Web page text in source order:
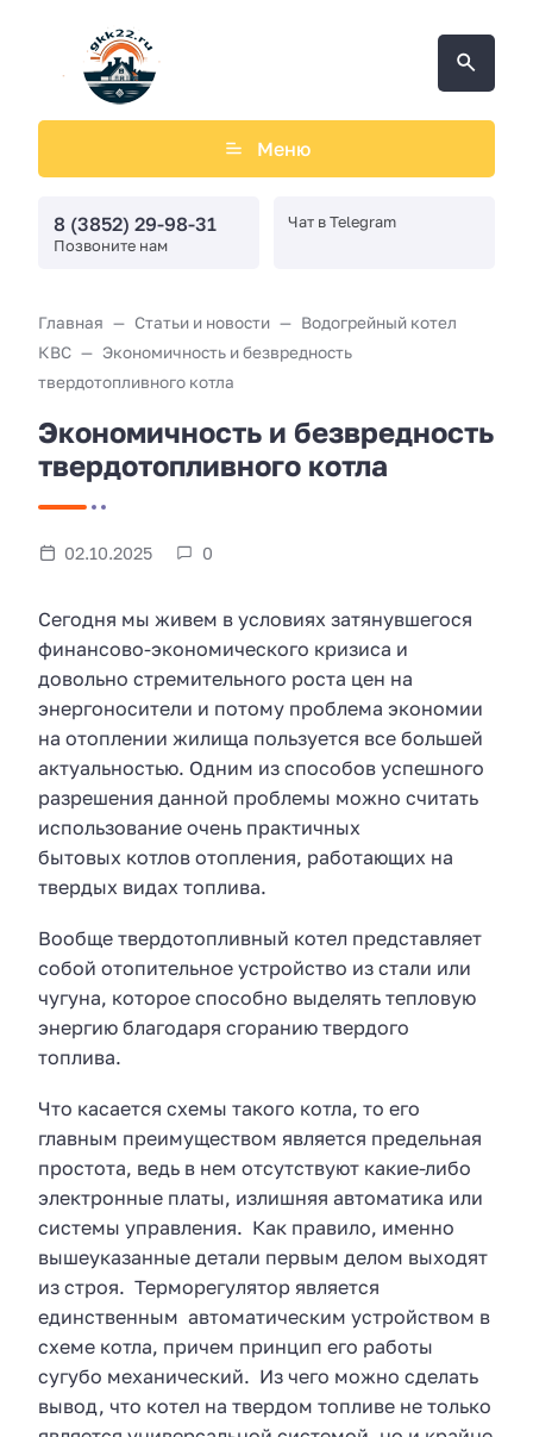
Меню
8 (3852) 29-98-31
Позвоните нам
Чат в Telegram
Главная Статьи и новости
Водогрейный котел
КВС
Экономичность и безвредность
твердотопливного котла
Экономичность и безвредность
твердотопливного котла
02.10.2025 0
Сегодня мы живем в условиях затянувшегося
финансово-экономического кризиса и
довольно стремительного роста цен на
энергоносители и потому проблема экономии
на отоплении жилища пользуется все большей
актуальностью. Одним из способов успешного
разрешения данной проблемы можно считать
использование очень практичных
бытовых котлов отопления, работающих на
твердых видах топлива.
Вообще твердотопливный котел представляет
собой отопительное устройство из стали или
чугуна, которое способно выделять тепловую
энергию благодаря сгоранию твердого
топлива.
Что касается схемы такого котла, то его
главным преимуществом является предельная
простота, ведь в нем отсутствуют какие-либо
электронные платы, излишняя автоматика или
системы управления. Как правило, именно
вышеуказанные детали первым делом выходят
из строя. Терморегулятор является
единственным автоматическим устройством в
схеме котла, причем принцип его работы
сугубо механический. Из чего можно сделать
вывод, что котел на твердом топливе не только